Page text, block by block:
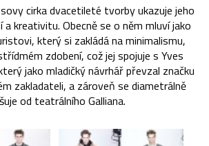
cirka dvacetileté tvorby ukazuje jeho
a kreativitu. Obecně se o něm mluví jako
který si zakládá na minimalismu,
zdobení, což jej spojuje s Yves
jako mladičký návrhář převzal značku
zakladateli, a zároveň se diametrálně
od teatrálního Galliana.